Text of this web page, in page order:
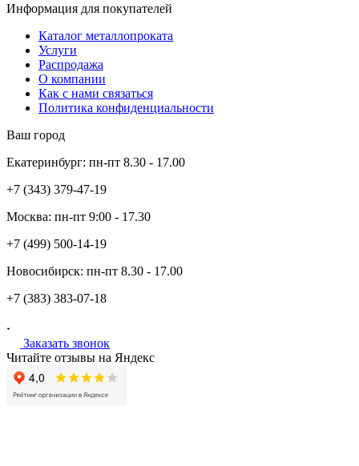
Информация для покупателей
Каталог металлопроката
Услуги
Распродажа
О компании
Как с нами связаться
Политика конфиденциальности
Ваш город
Екатеринбург: пн-пт 8.30 - 17.00
+7 (343) 379-47-19
Москва: пн-пт 9:00 - 17.30
+7 (499) 500-14-19
Новосибирск: пн-пт 8.30 - 17.00
+7 (383) 383-07-18
Заказать звонок
Читайте отзывы на Яндекс